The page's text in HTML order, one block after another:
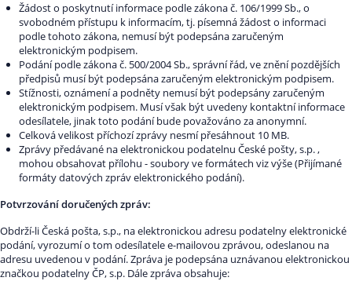
Žádost o poskytnutí informace podle zákona č. 106/1999 Sb., o
svobodném přístupu k informacím, tj. písemná žádost o informaci
podle tohoto zákona, nemusí být podepsána zaručeným
elektronickým podpisem.
Podání podle zákona č. 500/2004 Sb., správní řád, ve znění pozdějších
předpisů musí být podepsána zaručeným elektronickým podpisem.
Stížnosti, oznámení a podněty nemusí být podepsány zaručeným
elektronickým podpisem. Musí však být uvedeny kontaktní informace
odesílatele, jinak toto podání bude považováno za anonymní.
Celková velikost příchozí zprávy nesmí přesáhnout 10 MB.
Zprávy předávané na elektronickou podatelnu České pošty, s.p. ,
mohou obsahovat přílohu - soubory ve formátech viz výše (Přijímané
formáty datových zpráv elektronického podání).
Potvrzování doručených zpráv:
Obdrží-li Česká pošta, s.p., na elektronickou adresu podatelny elektronické
podání, vyrozumí o tom odesílatele e-mailovou zprávou, odeslanou na
adresu uvedenou v podání. Zpráva je podepsána uznávanou elektronickou
značkou podatelny ČP, s.p. Dále zpráva obsahuje: